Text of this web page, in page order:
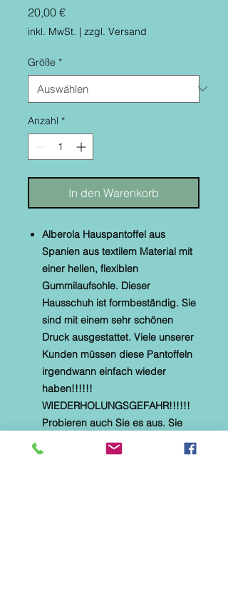
20,00 €Preis
inkl. MwSt. | zzgl. Versand
Größe *
Anzahl *
In den Warenkorb
Alberola Hauspantoffel aus
Spanien aus textilem Material mit
einer hellen, flexiblen
Gummilaufsohle. Dieser
Hausschuh ist formbeständig. Sie
sind mit einem sehr schönen
Druck ausgestattet. Viele unserer
Kunden müssen diese Pantoffeln
irgendwann einfach wieder
haben!!!!!!
WIEDERHOLUNGSGEFAHR!!!!!!
Probieren auch Sie es aus. Sie
sind im Sommer auch barfuß
tragbar.